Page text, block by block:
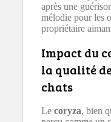
après une
mélodie pour les
propriétaire
Impact du
la qualité
chats
Le coryza, bien